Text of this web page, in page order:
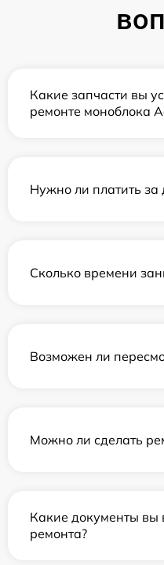
Какие запчасти вы
ремонте моноблока
Нужно ли платить за
Сколько времени
Возможен ли
Можно ли сделать
Какие документы вы
ремонта?